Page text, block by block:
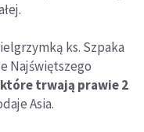
ks. Szpaka
Najświętszego
trwają prawie 2
Asia.